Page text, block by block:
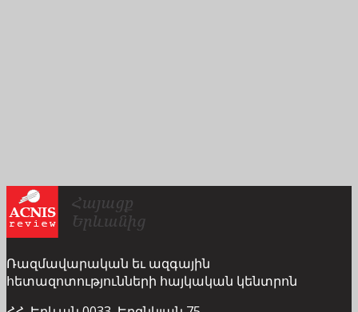
Ռազմավարական եւ ազգային
հետազոտությունների հայկական կենտրոն